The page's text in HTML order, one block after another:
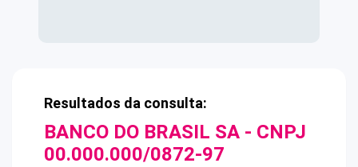
Resultados da consulta:
BANCO DO BRASIL SA - CNPJ
00.000.000/0872-97